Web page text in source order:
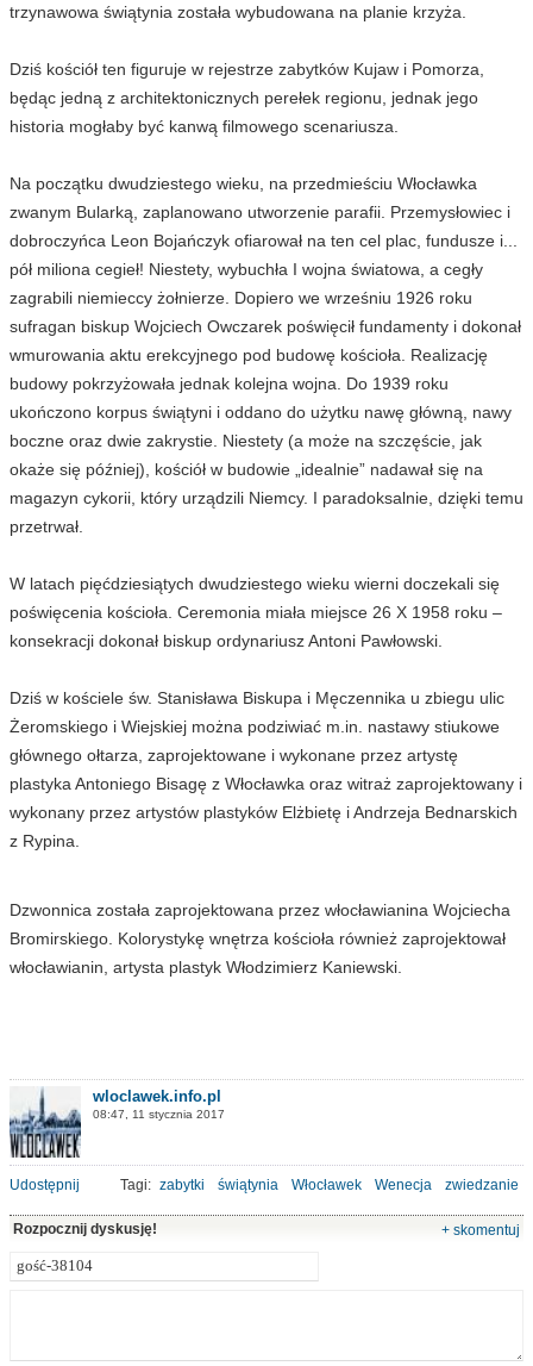
trzynawowa świątynia została wybudowana na planie krzyża.
Dziś kościół ten figuruje w rejestrze zabytków Kujaw i Pomorza,
będąc jedną z architektonicznych perełek regionu, jednak jego
historia mogłaby być kanwą filmowego scenariusza.
Na początku dwudziestego wieku, na przedmieściu Włocławka
zwanym Bularką, zaplanowano utworzenie parafii. Przemysłowiec i
dobroczyńca Leon Bojańczyk ofiarował na ten cel plac, fundusze i...
pół miliona cegieł! Niestety, wybuchła I wojna światowa, a cegły
zagrabili niemieccy żołnierze. Dopiero we wrześniu 1926 roku
sufragan biskup Wojciech Owczarek poświęcił fundamenty i dokonał
wmurowania aktu erekcyjnego pod budowę kościoła. Realizację
budowy pokrzyżowała jednak kolejna wojna. Do 1939 roku
ukończono korpus świątyni i oddano do użytku nawę główną, nawy
boczne oraz dwie zakrystie. Niestety (a może na szczęście, jak
okaże się później), kościół w budowie „idealnie” nadawał się na
magazyn cykorii, który urządzili Niemcy. I paradoksalnie, dzięki temu
przetrwał.
W latach pięćdziesiątych dwudziestego wieku wierni doczekali się
poświęcenia kościoła. Ceremonia miała miejsce 26 X 1958 roku –
konsekracji dokonał biskup ordynariusz Antoni Pawłowski.
Dziś w kościele św. Stanisława Biskupa i Męczennika u zbiegu ulic
Żeromskiego i Wiejskiej można podziwiać m.in. nastawy stiukowe
głównego ołtarza, zaprojektowane i wykonane przez artystę
plastyka Antoniego Bisagę z Włocławka oraz witraż zaprojektowany i
wykonany przez artystów plastyków Elżbietę i Andrzeja Bednarskich
z Rypina.
Dzwonnica została zaprojektowana przez włocławianina Wojciecha
Bromirskiego. Kolorystykę wnętrza kościoła również zaprojektował
włocławianin, artysta plastyk Włodzimierz Kaniewski.
wloclawek.info.pl
08:47, 11 stycznia 2017
Udostępnij Tagi: zabytki świątynia Włocławek Wenecja zwiedzanie
Rozpocznij dyskusję! + skomentuj